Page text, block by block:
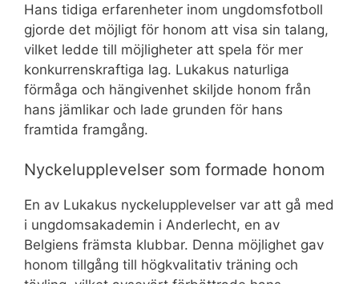
Hans tidiga erfarenheter inom ungdomsfotboll
gjorde det möjligt för honom att visa sin talang,
vilket ledde till möjligheter att spela för mer
konkurrenskraftiga lag. Lukakus naturliga
förmåga och hängivenhet skiljde honom från
hans jämlikar och lade grunden för hans
framtida framgång.
Nyckelupplevelser som formade honom
En av Lukakus nyckelupplevelser var att gå med
i ungdomsakademin i Anderlecht, en av
Belgiens främsta klubbar. Denna möjlighet gav
honom tillgång till högkvalitativ träning och